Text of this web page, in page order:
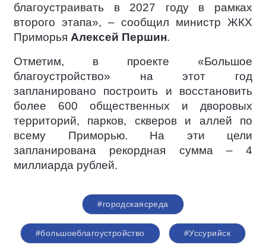
благоустраивать в 2027 году в рамках
второго этапа», – сообщил министр ЖКХ
Приморья Алексей Першин.
Отметим, в проекте «Большое
благоустройство» на этот год
запланировано построить и восстановить
более 600 общественных и дворовых
территорий, парков, скверов и аллей по
всему Приморью. На эти цели
запланирована рекордная сумма – 4
миллиарда рублей.
#городскаясреда
#большоеблагоустройство #Уссурийск